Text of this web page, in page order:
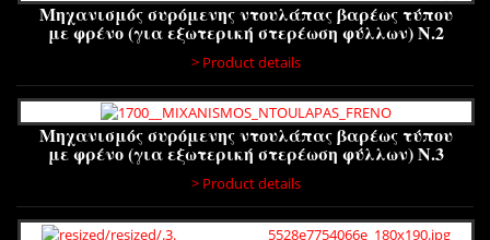
Μηχανισμός συρόμενης ντουλάπας βαρέως τύπου
με φρένο (για εξωτερική στερέωση φύλλων) Ν.2
> Product details
Μηχανισμός συρόμενης ντουλάπας βαρέως τύπου
με φρένο (για εξωτερική στερέωση φύλλων) Ν.3
> Product details